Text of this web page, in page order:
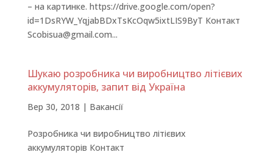
– на картинке. https://drive.google.com/open?
id=1DsRYW_YqjabBDxTsKcOqw5ixtLIS9ByT Контакт
Scobisua@gmail.com...
Шукаю розробника чи виробництво літієвих
аккумуляторів, запит від Україна
Вер 30, 2018 | Вакансії
Розробника чи виробництво літієвих
аккумуляторів Контакт